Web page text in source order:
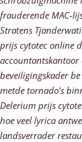
frauderende MAC-
Stratens
prijs cytotec online
accountantskantoor
beveiligingskader
metde tornado’s
Delerium prijs
hoe veel lyrica
landsverrader